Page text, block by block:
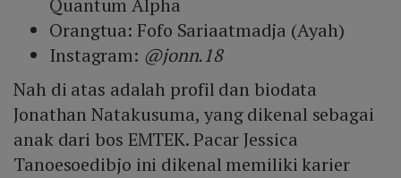
Orangtua: Fofo Sariaatmadja (Ayah)
Instagram: @jonn.18
Nah di atas adalah profil dan biodata
Jonathan Natakusuma, yang dikenal sebagai
anak dari bos EMTEK. Pacar Jessica
Tanoesoedibjo ini dikenal memiliki karier